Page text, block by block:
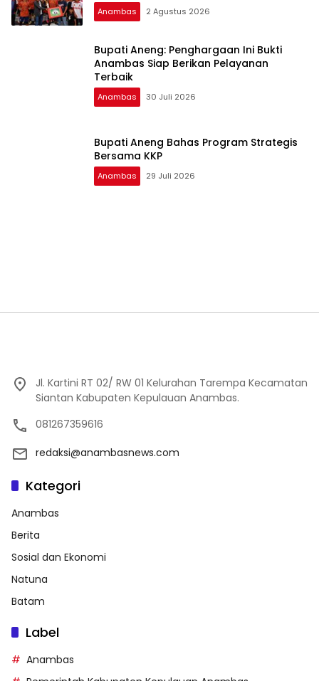
Anambas 2 Agustus 2026
Bupati Aneng: Penghargaan Ini Bukti
Anambas Siap Berikan Pelayanan
Terbaik
Anambas 30 Juli 2026
Bupati Aneng Bahas Program Strategis
Bersama KKP
Anambas 29 Juli 2026
Jl. Kartini RT 02/ RW 01 Kelurahan Tarempa Kecamatan
Siantan Kabupaten Kepulauan Anambas.
081267359616
redaksi@anambasnews.com
Kategori
Anambas
Berita
Sosial dan Ekonomi
Natuna
Batam
Label
Anambas